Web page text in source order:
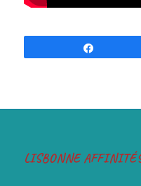
LISBONNE